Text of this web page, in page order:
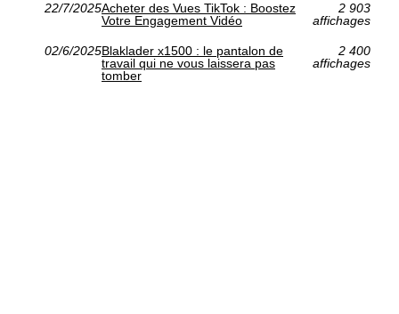
22/7/2025Acheter des Vues TikTok : Boostez
Votre Engagement Vidéo
2 903
affichages
02/6/2025Blaklader x1500 : le pantalon de
travail qui ne vous laissera pas
tomber
2 400
affichages